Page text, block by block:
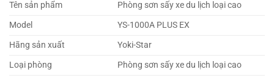
Tên sản phẩm
Phòng sơn sấy xe du lịch loại cao
Model
YS-1000A PLUS EX
Hãng sản xuất
Yoki-Star
Loại phòng
Phòng sơn sấy xe du lịch loại cao